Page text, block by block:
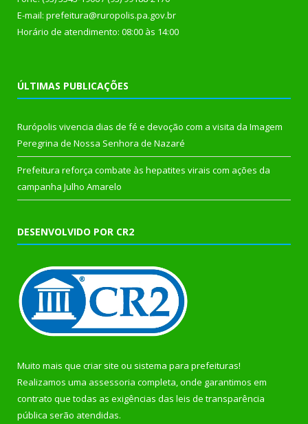
E-mail: prefeitura@ruropolis.pa.gov.br
Horário de atendimento: 08:00 às 14:00
ÚLTIMAS PUBLICAÇÕES
Rurópolis vivencia dias de fé e devoção com a visita da Imagem
Peregrina de Nossa Senhora de Nazaré
Prefeitura reforça combate às hepatites virais com ações da
campanha Julho Amarelo
DESENVOLVIDO POR CR2
Muito mais que criar site ou sistema para prefeituras!
Realizamos uma assessoria completa, onde garantimos em
contrato que todas as exigências das leis de transparência
pública serão atendidas.